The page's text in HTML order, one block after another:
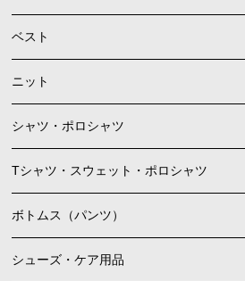
ベスト
ニット
シャツ・ポロシャツ
Tシャツ・スウェット・ポロシャツ
ボトムス（パンツ）
シューズ・ケア用品